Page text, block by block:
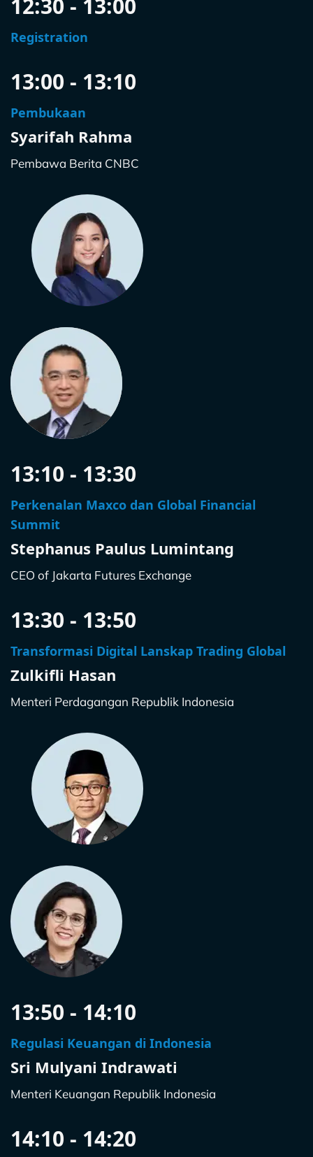
12:30 - 13:00
Registration
13:00 - 13:10
Pembukaan
Syarifah Rahma
Pembawa Berita CNBC
13:10 - 13:30
Perkenalan Maxco dan Global Financial
Summit
Stephanus Paulus Lumintang
CEO of Jakarta Futures Exchange
13:30 - 13:50
Transformasi Digital Lanskap Trading Global
Zulkifli Hasan
Menteri Perdagangan Republik Indonesia
13:50 - 14:10
Regulasi Keuangan di Indonesia
Sri Mulyani Indrawati
Menteri Keuangan Republik Indonesia
14:10 - 14:20